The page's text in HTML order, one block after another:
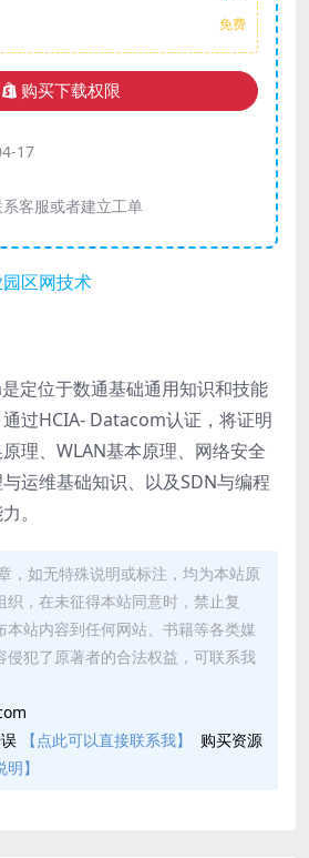
免费
购买下载权限
17
客服或者建立工单
定位于数通基础通用知识和技能
过HCIA- Datacom认证，将证明
理、WLAN基本原理、网络安全
运维基础知识、以及SDN与编程
。
，如无特殊说明或标注，均为本站原
，在未征得本站同意时，禁止复
本站内容到任何网站、书籍等各类媒
侵犯了原著者的合法权益，可联系我
【点此可以直接联系我】
购买资源
】